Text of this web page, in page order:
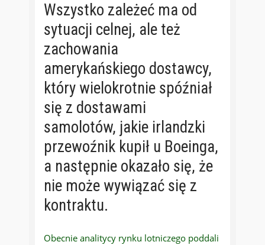
Wszystko zależeć ma od
sytuacji celnej, ale też
zachowania
amerykańskiego dostawcy,
który wielokrotnie spóźniał
się z dostawami
samolotów, jakie irlandzki
przewoźnik kupił u Boeinga,
a następnie okazało się, że
nie może wywiązać się z
kontraktu.
Obecnie analitycy rynku lotniczego poddali